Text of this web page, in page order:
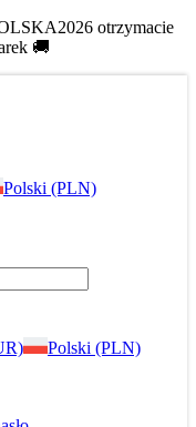
otrzymacie
🚚
Polski (PLN)
Polski (PLN)